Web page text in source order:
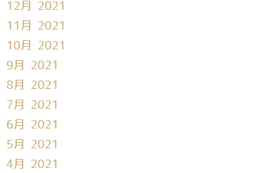
12月 2021
11月 2021
10月 2021
9月 2021
8月 2021
7月 2021
6月 2021
5月 2021
4月 2021